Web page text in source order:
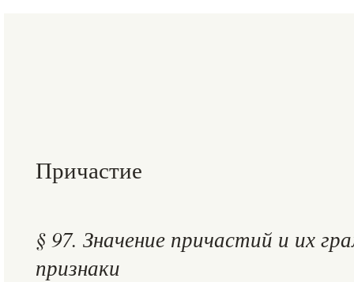
Причастие
§ 97. Значение причастий и их
признаки